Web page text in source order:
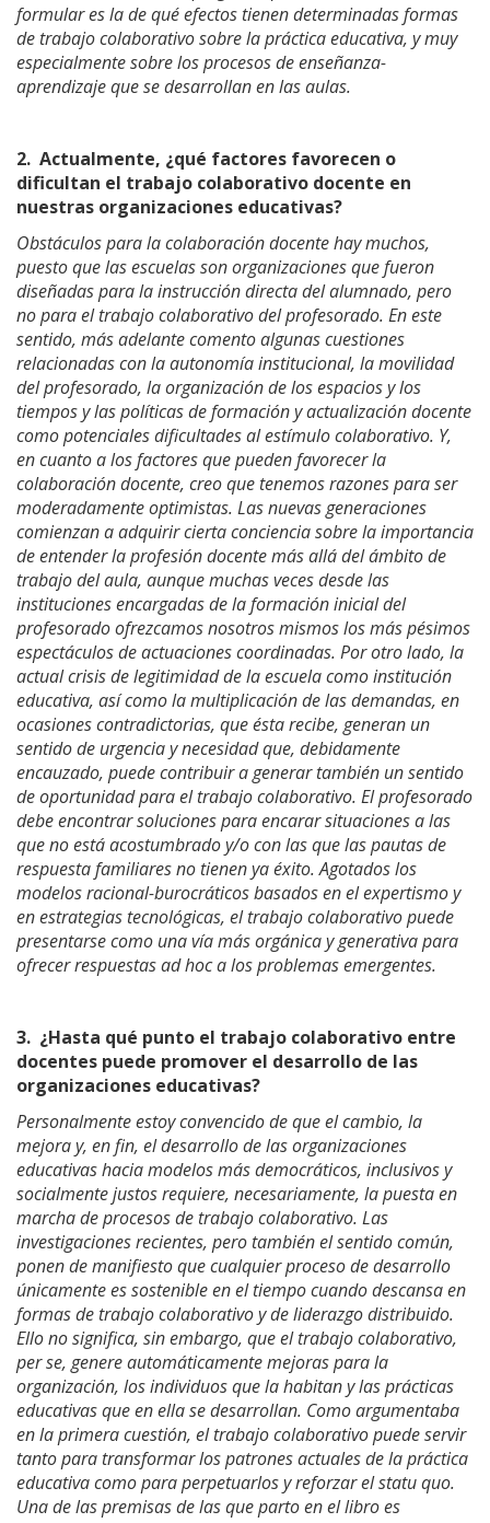
formular es la de qué efectos tienen determinadas formas
de trabajo colaborativo sobre la práctica educativa, y muy
especialmente sobre los procesos de enseñanza-
aprendizaje que se desarrollan en las aulas.
2. Actualmente, ¿qué factores favorecen o
dificultan el trabajo colaborativo docente en
nuestras organizaciones educativas?
Obstáculos para la colaboración docente hay muchos,
puesto que las escuelas son organizaciones que fueron
diseñadas para la instrucción directa del alumnado, pero
no para el trabajo colaborativo del profesorado. En este
sentido, más adelante comento algunas cuestiones
relacionadas con la autonomía institucional, la movilidad
del profesorado, la organización de los espacios y los
tiempos y las políticas de formación y actualización docente
como potenciales dificultades al estímulo colaborativo. Y,
en cuanto a los factores que pueden favorecer la
colaboración docente, creo que tenemos razones para ser
moderadamente optimistas. Las nuevas generaciones
comienzan a adquirir cierta conciencia sobre la importancia
de entender la profesión docente más allá del ámbito de
trabajo del aula, aunque muchas veces desde las
instituciones encargadas de la formación inicial del
profesorado ofrezcamos nosotros mismos los más pésimos
espectáculos de actuaciones coordinadas. Por otro lado, la
actual crisis de legitimidad de la escuela como institución
educativa, así como la multiplicación de las demandas, en
ocasiones contradictorias, que ésta recibe, generan un
sentido de urgencia y necesidad que, debidamente
encauzado, puede contribuir a generar también un sentido
de oportunidad para el trabajo colaborativo. El profesorado
debe encontrar soluciones para encarar situaciones a las
que no está acostumbrado y/o con las que las pautas de
respuesta familiares no tienen ya éxito. Agotados los
modelos racional-burocráticos basados en el expertismo y
en estrategias tecnológicas, el trabajo colaborativo puede
presentarse como una vía más orgánica y generativa para
ofrecer respuestas ad hoc a los problemas emergentes.
3. ¿Hasta qué punto el trabajo colaborativo entre
docentes puede promover el desarrollo de las
organizaciones educativas?
Personalmente estoy convencido de que el cambio, la
mejora y, en fin, el desarrollo de las organizaciones
educativas hacia modelos más democráticos, inclusivos y
socialmente justos requiere, necesariamente, la puesta en
marcha de procesos de trabajo colaborativo. Las
investigaciones recientes, pero también el sentido común,
ponen de manifiesto que cualquier proceso de desarrollo
únicamente es sostenible en el tiempo cuando descansa en
formas de trabajo colaborativo y de liderazgo distribuido.
Ello no significa, sin embargo, que el trabajo colaborativo,
per se, genere automáticamente mejoras para la
organización, los individuos que la habitan y las prácticas
educativas que en ella se desarrollan. Como argumentaba
en la primera cuestión, el trabajo colaborativo puede servir
tanto para transformar los patrones actuales de la práctica
educativa como para perpetuarlos y reforzar el statu quo.
Una de las premisas de las que parto en el libro es